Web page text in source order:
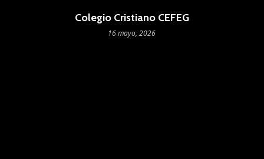
Colegio Cristiano CEFEG
16 mayo, 2026